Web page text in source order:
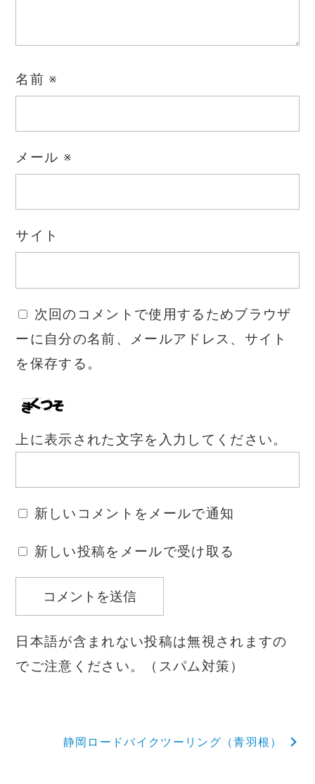
名前 ※
メール ※
サイト
次回のコメントで使用するためブラウザ
ーに自分の名前、メールアドレス、サイト
を保存する。
上に表示された文字を入力してください。
新しいコメントをメールで通知
新しい投稿をメールで受け取る
日本語が含まれない投稿は無視されますの
でご注意ください。（スパム対策）
静岡ロードバイクツーリング（青羽根）